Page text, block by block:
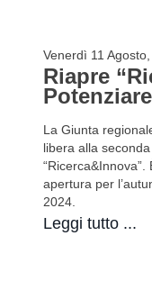
Venerdì 11
Riapre
La Giunta
libera alla
apertura per
2024.
Leggi tutto ...